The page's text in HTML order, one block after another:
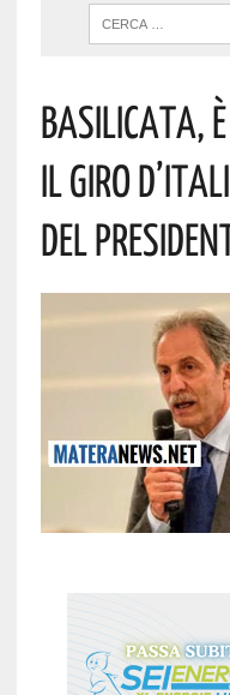
Basilicata,
Il Giro
Del